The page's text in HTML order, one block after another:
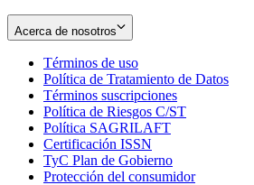
Acerca de nosotros
Términos de uso
in
new
window
Política de Tratamiento de Datos
Términos suscripciones
in
Política de Riesgos C/ST
Política SAGRILAFT
new
window
Certificación ISSN
in
new
TyC Plan de Gobierno
in
Protección del consumidorOpens